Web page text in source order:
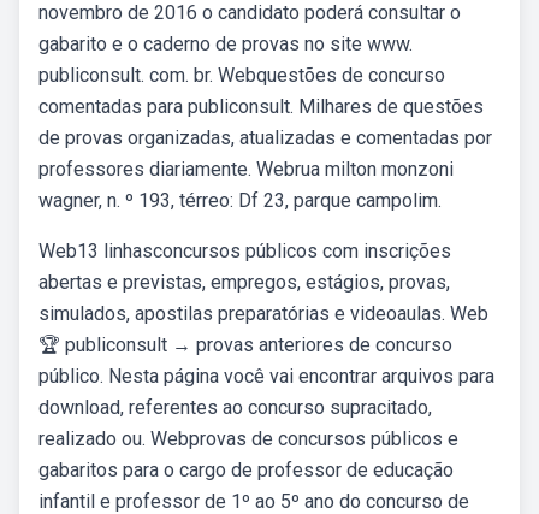
novembro de 2016 o candidato poderá consultar o
gabarito e o caderno de provas no site www.
publiconsult. com. br. Webquestões de concurso
comentadas para publiconsult. Milhares de questões
de provas organizadas, atualizadas e comentadas por
professores diariamente. Webrua milton monzoni
wagner, n. º 193, térreo: Df 23, parque campolim.
Web13 linhasconcursos públicos com inscrições
abertas e previstas, empregos, estágios, provas,
simulados, apostilas preparatórias e videoaulas. Web
🏆 publiconsult → provas anteriores de concurso
público. Nesta página você vai encontrar arquivos para
download, referentes ao concurso supracitado,
realizado ou. Webprovas de concursos públicos e
gabaritos para o cargo de professor de educação
infantil e professor de 1º ao 5º ano do concurso de